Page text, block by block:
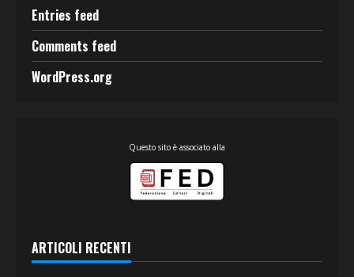
Entries feed
Comments feed
WordPress.org
Questo sito è associato alla
ARTICOLI RECENTI